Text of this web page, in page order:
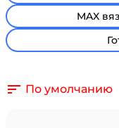
MAX
По умолчанию